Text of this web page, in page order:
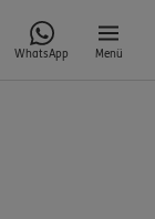
WhatsApp Menü